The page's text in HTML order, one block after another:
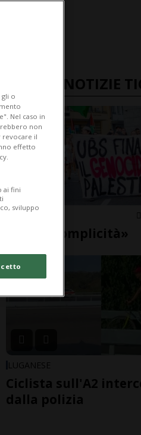
ULTIME NOTIZIE
LOCARNO
«Basta complicità»
LUGANESE
Ciclista sull'A2
dalla polizia
o
Nel caso in
non
revocare il
effetto
ai fini
sviluppo